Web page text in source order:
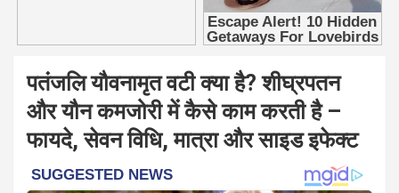
पतंजलि यौवनामृत वटी क्या है? शीघ्रपतन
और यौन कमजोरी में कैसे काम करती है –
फायदे, सेवन विधि, मात्रा और साइड इफेक्ट